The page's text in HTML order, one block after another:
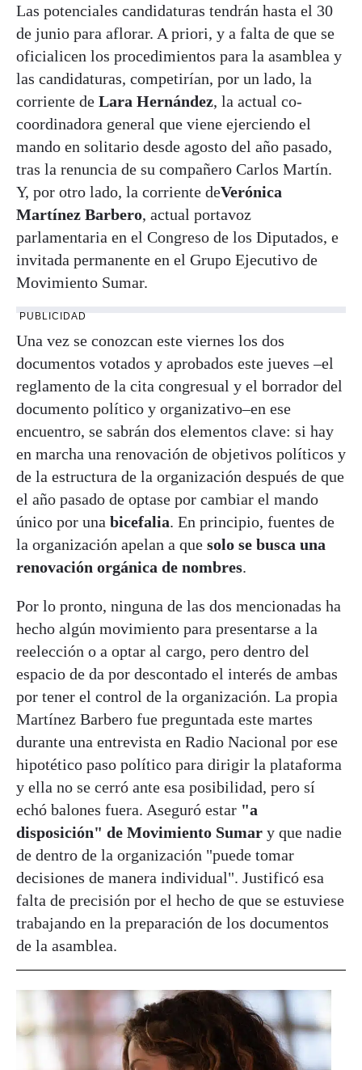
Las potenciales candidaturas tendrán hasta el 30
de junio para aflorar. A priori, y a falta de que se
oficialicen los procedimientos para la asamblea y
las candidaturas, competirían, por un lado, la
corriente de Lara Hernández, la actual co-
coordinadora general que viene ejerciendo el
mando en solitario desde agosto del año pasado,
tras la renuncia de su compañero Carlos Martín.
Y, por otro lado, la corriente deVerónica
Martínez Barbero, actual portavoz
parlamentaria en el Congreso de los Diputados, e
invitada permanente en el Grupo Ejecutivo de
Movimiento Sumar.
PUBLICIDAD
Una vez se conozcan este viernes los dos
documentos votados y aprobados este jueves –el
reglamento de la cita congresual y el borrador del
documento político y organizativo–en ese
encuentro, se sabrán dos elementos clave: si hay
en marcha una renovación de objetivos políticos y
de la estructura de la organización después de que
el año pasado de optase por cambiar el mando
único por una bicefalia. En principio, fuentes de
la organización apelan a que solo se busca una
renovación orgánica de nombres.
Por lo pronto, ninguna de las dos mencionadas ha
hecho algún movimiento para presentarse a la
reelección o a optar al cargo, pero dentro del
espacio de da por descontado el interés de ambas
por tener el control de la organización. La propia
Martínez Barbero fue preguntada este martes
durante una entrevista en Radio Nacional por ese
hipotético paso político para dirigir la plataforma
y ella no se cerró ante esa posibilidad, pero sí
echó balones fuera. Aseguró estar "a
disposición" de Movimiento Sumar y que nadie
de dentro de la organización "puede tomar
decisiones de manera individual". Justificó esa
falta de precisión por el hecho de que se estuviese
trabajando en la preparación de los documentos
de la asamblea.